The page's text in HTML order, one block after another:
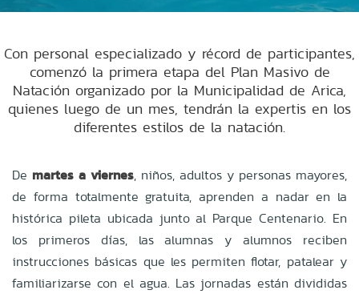
Con personal especializado y récord de participantes,
comenzó la primera etapa del Plan Masivo de
Natación organizado por la Municipalidad de Arica,
quienes luego de un mes, tendrán la expertis en los
diferentes estilos de la natación.
De martes a viernes, niños, adultos y personas mayores,
de forma totalmente gratuita, aprenden a nadar en la
histórica pileta ubicada junto al Parque Centenario. En
los primeros días, las alumnas y alumnos reciben
instrucciones básicas que les permiten flotar, patalear y
familiarizarse con el agua. Las jornadas están divididas